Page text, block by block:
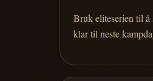
Bruk eliteserien til å
klar til neste